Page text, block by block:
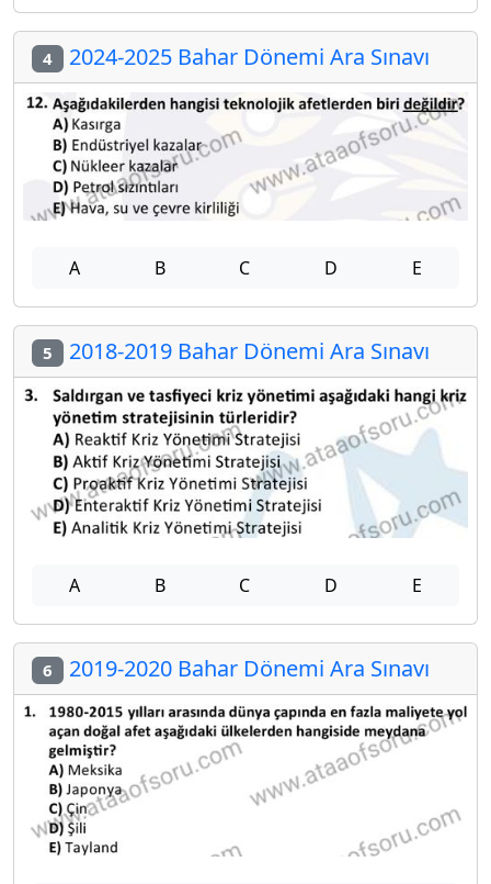
4 2024-2025 Bahar Dönemi Ara Sınavı
A B C D E
5 2018-2019 Bahar Dönemi Ara Sınavı
A B C D E
6 2019-2020 Bahar Dönemi Ara Sınavı